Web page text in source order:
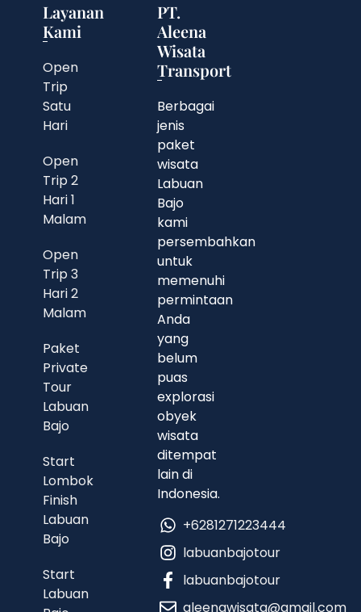
Layanan
Kami
Open
Trip
Satu
Hari
Open
Trip 2
Hari 1
Malam
Open
Trip 3
Hari 2
Malam
Paket
Private
Tour
Labuan
Bajo
Start
Lombok
Finish
Labuan
Bajo
Start
Labuan
PT.
Aleena
Wisata
Transport
Berbagai
jenis
paket
wisata
Labuan
Bajo
kami
persembahkan
untuk
memenuhi
permintaan
Anda
yang
belum
puas
explorasi
obyek
wisata
ditempat
lain di
Indonesia.
+6281271223444
labuanbajotour
labuanbajotour
aleenawisata@gmail.com